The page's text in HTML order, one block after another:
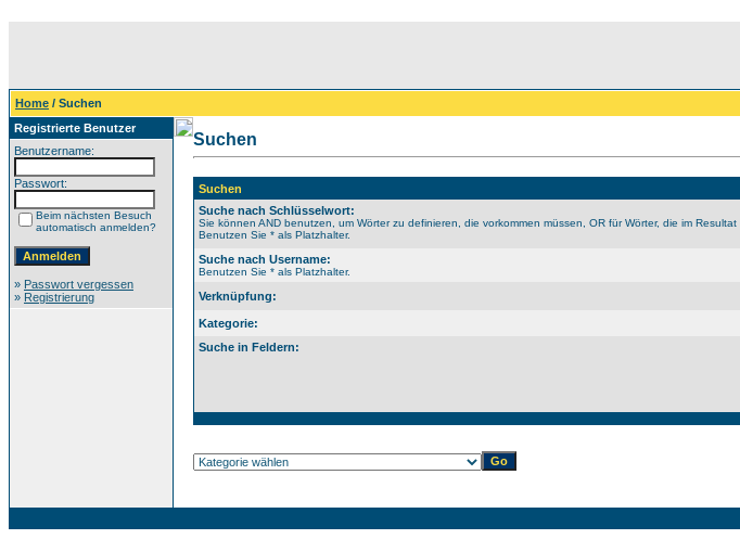
Home / Suchen
Registrierte Benutzer
Benutzername:
Passwort:
Beim nächsten Besuch
automatisch anmelden?
» Passwort vergessen
» Registrierung
Suchen
Suchen
Suche nach Schlüsselwort:
Sie können AND benutzen, um Wörter zu definieren, die vorkommen müssen, OR für Wörter, die im
Benutzen Sie * als Platzhalter.
Suche nach Username:
Benutzen Sie * als Platzhalter.
Verknüpfung:
Kategorie:
Suche in Feldern: